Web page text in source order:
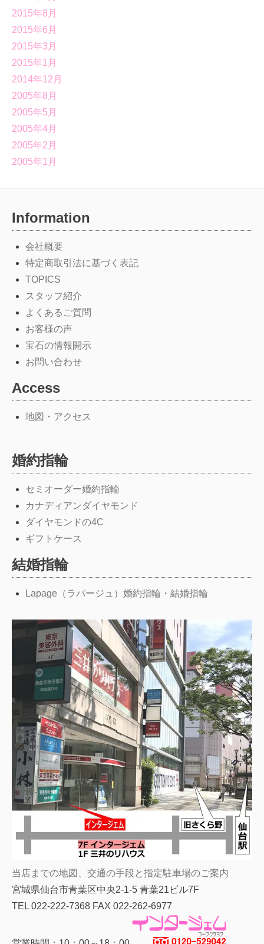
2015年8月
2015年6月
2015年3月
2015年1月
2014年12月
2005年8月
2005年5月
2005年4月
2005年2月
2005年1月
Information
会社概要
特定商取引法に基づく表記
TOPICS
スタッフ紹介
よくあるご質問
お客様の声
宝石の情報開示
お問い合わせ
Access
地図・アクセス
婚約指輪
セミオーダー婚約指輪
カナディアンダイヤモンド
ダイヤモンドの4C
ギフトケース
結婚指輪
Lapage（ラパージュ）婚約指輪・結婚指輪
当店までの地図、交通の手段と指定駐車場のご案内
宮城県仙台市青葉区中央2-1-5 青葉21ビル7F
TEL 022-222-7368 FAX 022-262-6977